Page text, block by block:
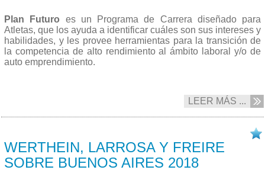
Plan Futuro es un Programa de Carrera diseñado para
Atletas, que los ayuda a identificar cuáles son sus intereses y
habilidades, y les provee herramientas para la transición de
la competencia de alto rendimiento al ámbito laboral y/o de
auto emprendimiento.
LEER MÁS ...
WERTHEIN, LARROSA Y FREIRE
SOBRE BUENOS AIRES 2018